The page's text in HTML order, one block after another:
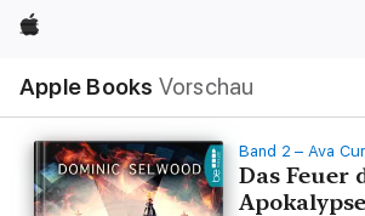
Apple
Apple Books Vorschau
Navigation
Menü
öffnen
Band 2 – Ava
Das Feuer
Apokalypse